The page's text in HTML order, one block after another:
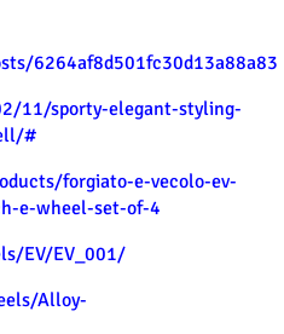
6264af8d501fc30d13a88a83
11/sporty-elegant-styling-
#
forgiato-e-vecolo-ev-
e-wheel-set-of-4
EV/EV_001/
Alloy-